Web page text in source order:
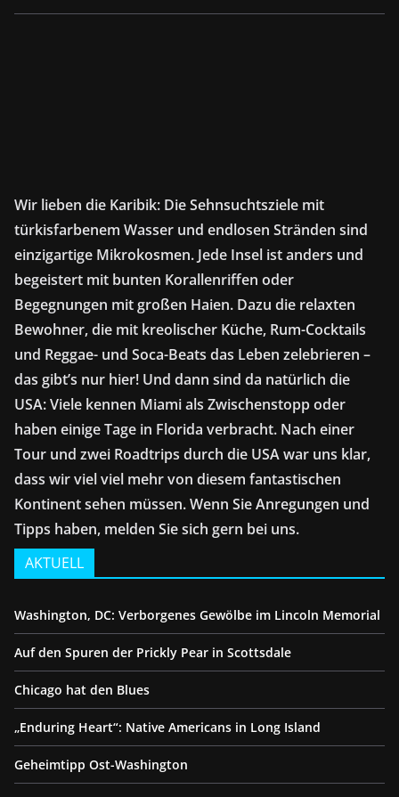
Wir lieben die Karibik: Die Sehnsuchtsziele mit
türkisfarbenem Wasser und endlosen Stränden sind
einzigartige Mikrokosmen. Jede Insel ist anders und
begeistert mit bunten Korallenriffen oder
Begegnungen mit großen Haien. Dazu die relaxten
Bewohner, die mit kreolischer Küche, Rum-Cocktails
und Reggae- und Soca-Beats das Leben zelebrieren –
das gibt’s nur hier! Und dann sind da natürlich die
USA: Viele kennen Miami als Zwischenstopp oder
haben einige Tage in Florida verbracht. Nach einer
Tour und zwei Roadtrips durch die USA war uns klar,
dass wir viel viel mehr von diesem fantastischen
Kontinent sehen müssen. Wenn Sie Anregungen und
Tipps haben, melden Sie sich gern bei uns.
AKTUELL
Washington, DC: Verborgenes Gewölbe im Lincoln Memorial
Auf den Spuren der Prickly Pear in Scottsdale
Chicago hat den Blues
„Enduring Heart“: Native Americans in Long Island
Geheimtipp Ost-Washington